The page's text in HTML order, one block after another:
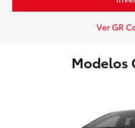
Ver GR
Modelos